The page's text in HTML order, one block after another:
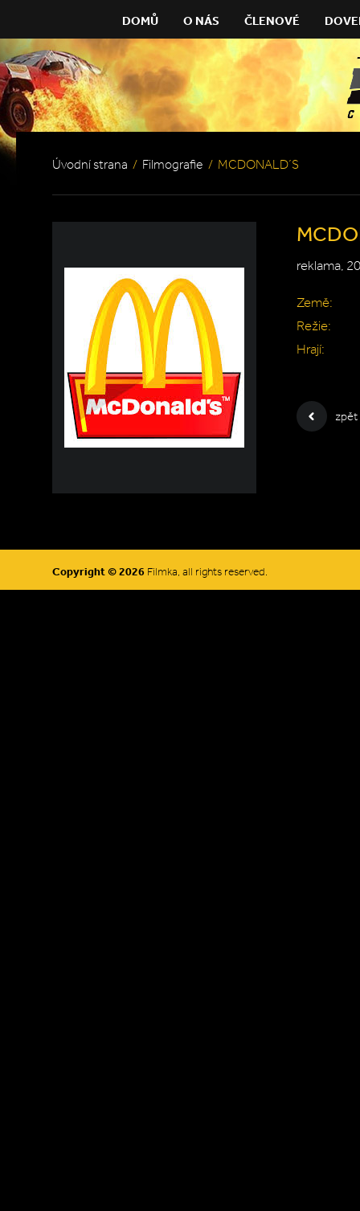
DOMŮ O NÁS ČLENOVÉ
Úvodní strana / Filmografie / MCDONALD´S
reklama,
Země:
Režie:
Hrají:
zpět
Copyright © 2026 Filmka, all rights reserved.